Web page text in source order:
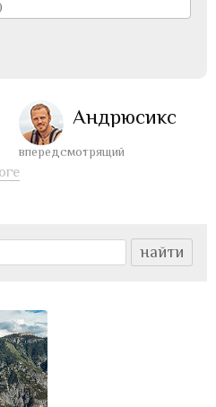
Андрюсикс
впередсмотрящий